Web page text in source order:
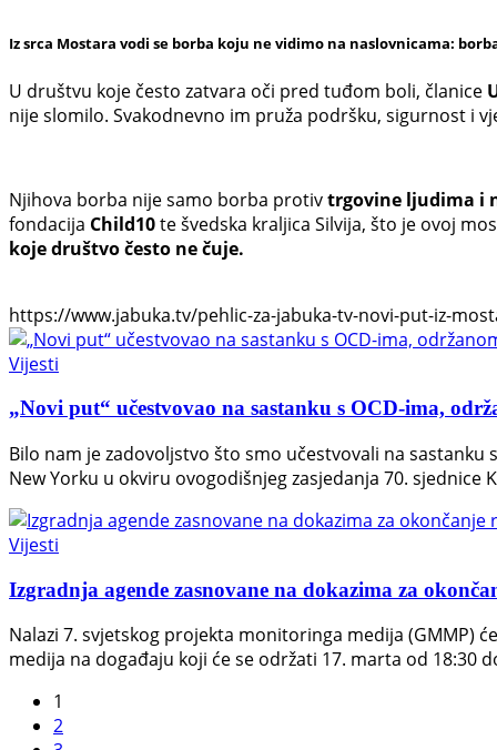
Iz srca Mostara vodi se borba koju ne vidimo na naslovnicama:
U društvu koje često zatvara oči pred tuđom boli, članice
nije slomilo. Svakodnevno im pruža podršku, sigurnost i
Njihova borba nije samo borba protivtrgovine ljudima i
fondacija Child10te švedska kraljica Silvija, što je ovoj
koje društvo često ne čuje.
https://www.jabuka.tv/pehlic-za-jabuka-tv-novi-put-iz-
Vijesti
„Novi put“ učestvovao na sastanku s OCD-ima,
Bilo nam je zadovoljstvo što smo učestvovali na
New Yorku u okviru ovogodišnjeg zasjedanja 70. sjednice
Vijesti
Izgradnja agende zasnovane na dokazima za
Nalazi 7. svjetskog projekta monitoringa medija (GMMP)
medija na događaju koji će se održati 17. marta od 18:30
1
2